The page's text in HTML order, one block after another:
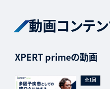
動画コンテ
XPERT primeの動画
全1回